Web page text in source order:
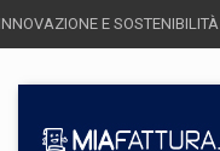
E SOSTENIBILITÀ